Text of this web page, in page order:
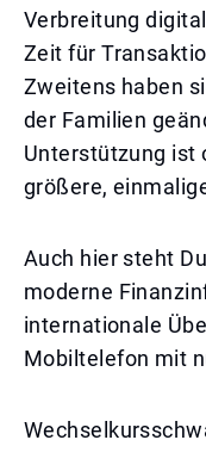
Verbreitung
Zeit für
Zweitens haben
der Familien
Unterstützung ist
größere,
Auch hier steht
moderne
internationale
Mobiltelefon mit